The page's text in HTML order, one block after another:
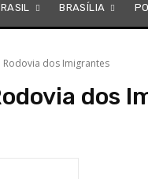
BRASÍLIA
Rodovia dos Imigrantes
dos